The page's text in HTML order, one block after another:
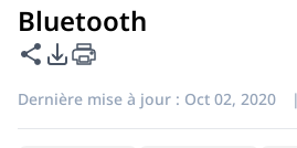
Bluetooth
Partager cette page
Options d'exportation PDF
Dernière mise à jour : Oct 02, 2020 |